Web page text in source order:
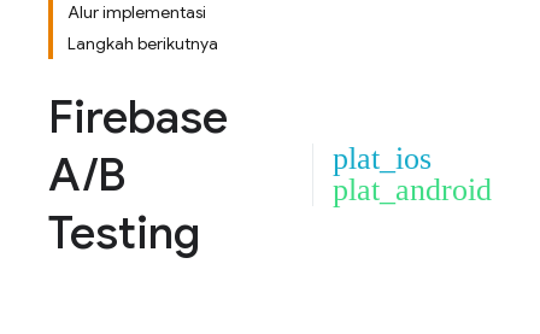
Alur implementasi
Langkah berikutnya
Firebase
A/B
Testing
plat_ios
plat_android